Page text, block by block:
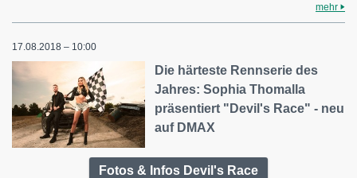
mehr
17.08.2018 – 10:00
Die härteste Rennserie des
Jahres: Sophia Thomalla
präsentiert "Devil's Race" - neu
auf DMAX
Fotos & Infos Devil's Race